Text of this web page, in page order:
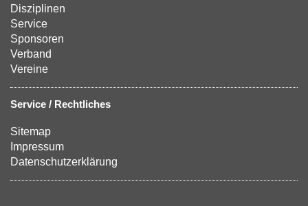
Disziplinen
Service
Sponsoren
Verband
Vereine
Service / Rechtliches
Sitemap
Impressum
Datenschutzerklärung